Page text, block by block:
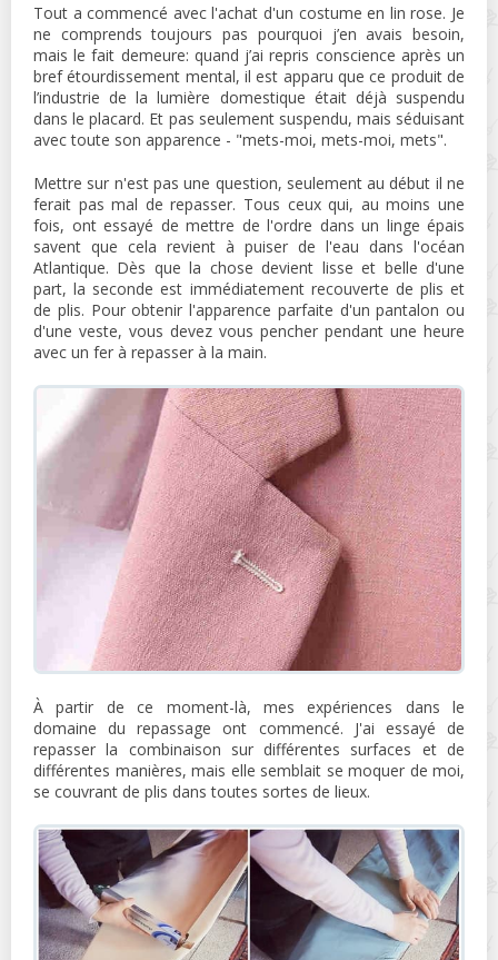
Tout a commencé avec l'achat d'un costume en lin rose. Je
ne comprends toujours pas pourquoi j’en avais besoin,
mais le fait demeure: quand j’ai repris conscience après un
bref étourdissement mental, il est apparu que ce produit de
l’industrie de la lumière domestique était déjà suspendu
dans le placard. Et pas seulement suspendu, mais séduisant
avec toute son apparence - "mets-moi, mets-moi, mets".
Mettre sur n'est pas une question, seulement au début il ne
ferait pas mal de repasser. Tous ceux qui, au moins une
fois, ont essayé de mettre de l'ordre dans un linge épais
savent que cela revient à puiser de l'eau dans l'océan
Atlantique. Dès que la chose devient lisse et belle d'une
part, la seconde est immédiatement recouverte de plis et
de plis. Pour obtenir l'apparence parfaite d'un pantalon ou
d'une veste, vous devez vous pencher pendant une heure
avec un fer à repasser à la main.
À partir de ce moment-là, mes expériences dans le
domaine du repassage ont commencé. J'ai essayé de
repasser la combinaison sur différentes surfaces et de
différentes manières, mais elle semblait se moquer de moi,
se couvrant de plis dans toutes sortes de lieux.